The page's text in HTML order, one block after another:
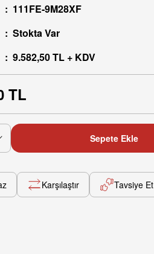
111FE-9M28XF
Stokta Var
9.582,50 TL + KDV
TL
Sepete Ekle
Karşılaştır Tavsiye Et